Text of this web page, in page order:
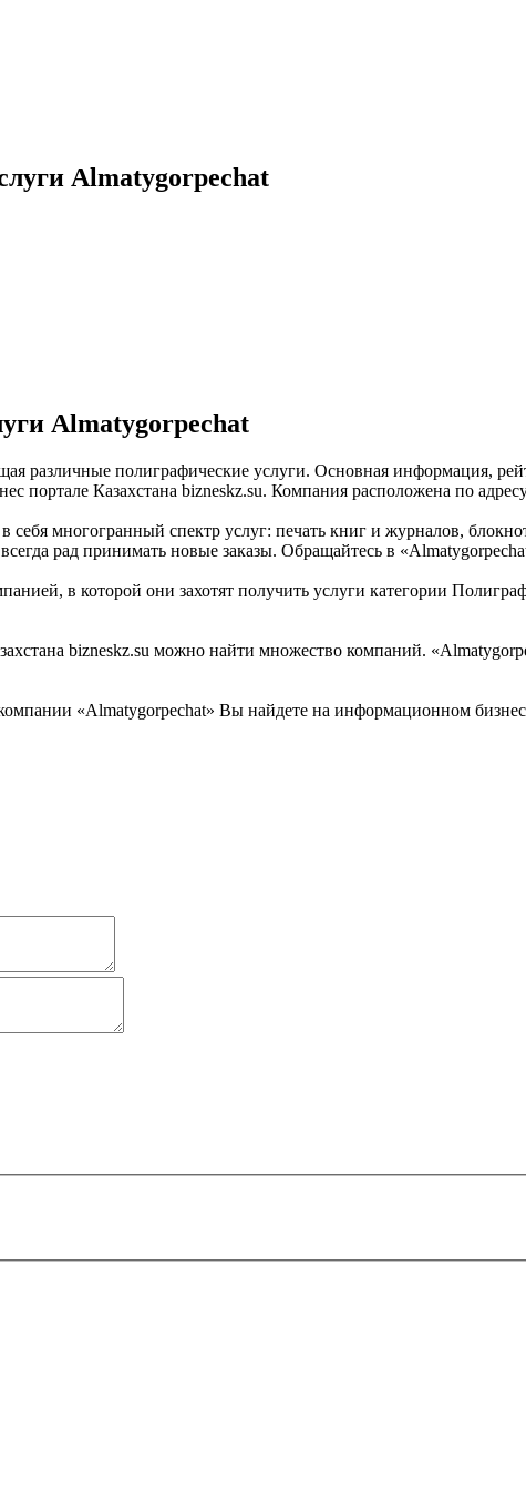
Almatygorpechat
Almatygorpechat
различные полиграфические услуги. Основная информация,
портале Казахстана bizneskz.su. Компания расположена по
многогранный спектр услуг: печать книг и журналов,
рад принимать новые заказы. Обращайтесь в
в которой они захотят получить услуги категории
bizneskz.su можно найти множество компаний.
«Almatygorpechat» Вы найдете на информационном бизнес